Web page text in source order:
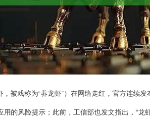
被戏称为“养龙虾”）在网络走红，官方连续发
的风险提示；此前，工信部也发文指出，“龙
沪深300 4694.44